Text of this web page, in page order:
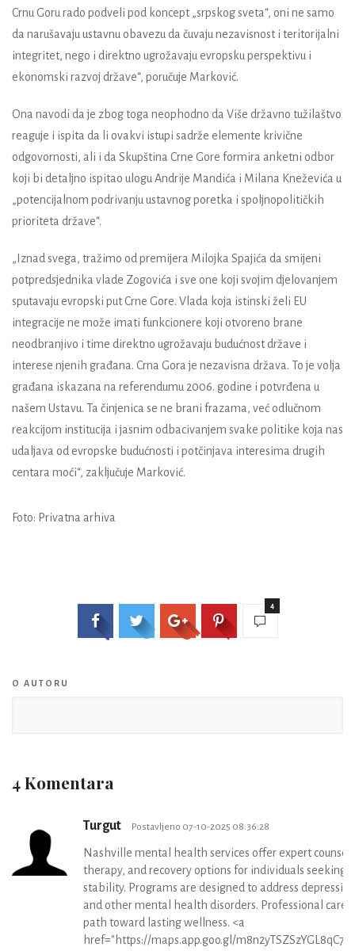
Crnu Goru rado podveli pod koncept „srpskog sveta“, oni ne samo
da narušavaju ustavnu obavezu da čuvaju nezavisnost i teritorijalni
integritet, nego i direktno ugrožavaju evropsku perspektivu i
ekonomski razvoj države“, poručuje Marković.
Ona navodi da je zbog toga neophodno da Više državno tužilaštvo
reaguje i ispita da li ovakvi istupi sadrže elemente krivične
odgovornosti, ali i da Skupština Crne Gore formira anketni odbor
koji bi detaljno ispitao ulogu Andrije Mandića i Milana Kneževića u
„potencijalnom podrivanju ustavnog poretka i spoljnopolitičkih
prioriteta države“.
„Iznad svega, tražimo od premijera Milojka Spajića da smijeni
potpredsjednika vlade Zogovića i sve one koji svojim djelovanjem
sputavaju evropski put Crne Gore. Vlada koja istinski želi EU
integracije ne može imati funkcionere koji otvoreno brane
neodbranjivo i time direktno ugrožavaju budućnost države i
interese njenih građana. Crna Gora je nezavisna država. To je volja
građana iskazana na referendumu 2006. godine i potvrđena u
našem Ustavu. Ta činjenica se ne brani frazama, već odlučnom
reakcijom institucija i jasnim odbacivanjem svake politike koja nas
udaljava od evropske budućnosti i potčinjava interesima drugih
centara moći“, zaključuje Marković.
Foto: Privatna arhiva
4
O AUTORU
4 Komentara
Turgut Postavljeno 07-10-2025 08:36:28
Nashville mental health services offer expert
therapy, and recovery options for individuals seeking
stability. Programs are designed to address
and other mental health disorders. Professional care
path toward lasting wellness. <a
href="https://maps.app.goo.gl/